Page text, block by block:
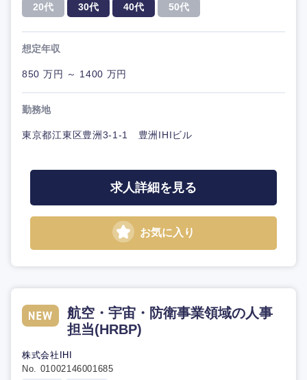
20代 30代 40代 50代
想定年収
850 万円 ～ 1400 万円
勤務地
東京都江東区豊洲3-1-1 豊洲IHIビル
求人詳細を見る
お気に入り
航空・宇宙・防衛事業領域の人事
担当(HRBP)
株式会社IHI
No. 01002146001685